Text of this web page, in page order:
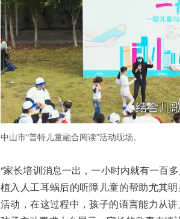
中山市“普特儿童融合阅读”活动现场。
“家长培训消息一出，一小时内就有一百
植入人工耳蜗后的听障儿童的帮助尤其
活动，在这过程中，孩子的语言能力从